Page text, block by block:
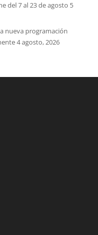
del 7 al 23 de agosto 5
nueva programación
4 agosto, 2026